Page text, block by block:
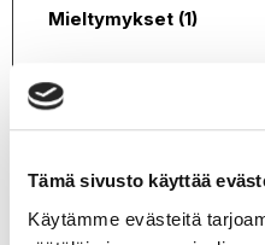
Tämä sivusto käyttää
Käytämme evästeitä
Mieltymykset (1)
Mieltymysevästeiden
jotka muuttavat sivuston
Nimi Tarjoaja